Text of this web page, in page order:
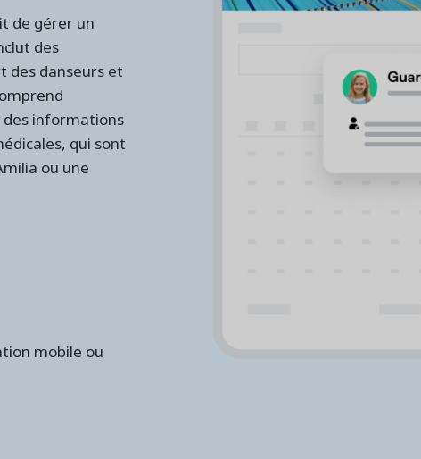
de gérer un
des
des danseurs et
informations
qui sont
ou une
mobile ou